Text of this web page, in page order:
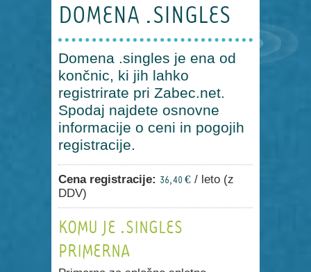
DOMENA .SINGLES
Domena .singles je ena od
končnic, ki jih lahko
registrirate pri Zabec.net.
Spodaj najdete osnovne
informacije o ceni in pogojih
registracije.
Cena registracije: 36,40 € / leto (z
DDV)
KOMU JE .SINGLES
PRIMERNA